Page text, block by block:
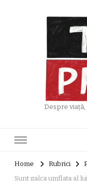
Despre
Home Rubrici
Sunt galca umflata al